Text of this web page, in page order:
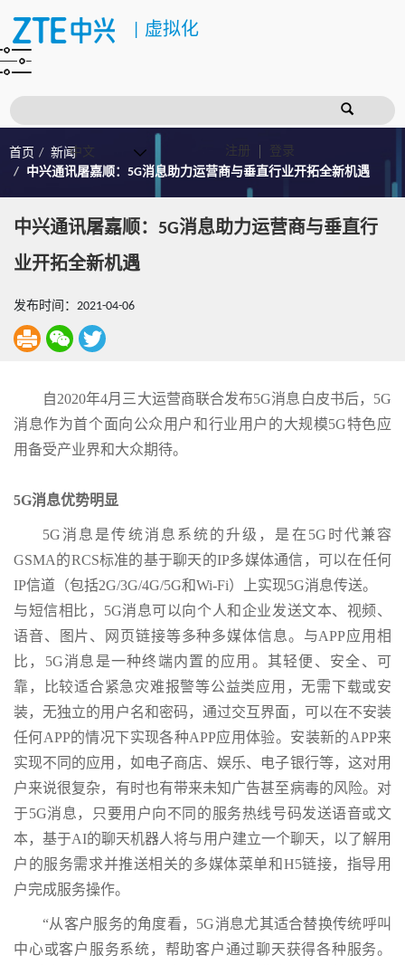
虚拟化
注册 登录
首页
新闻
中兴通讯屠嘉顺：5G消息助力运营商与垂直行业开拓全新机遇
中兴通讯屠嘉顺：5G消息助力运营商与垂直行
业开拓全新机遇
发布时间：2021-04-06
自2020年4月三大运营商联合发布5G消息白皮书后，5G
消息作为首个面向公众用户和行业用户的大规模5G特色应
用备受产业界和大众期待。
5G消息优势明显
5G消息是传统消息系统的升级，是在5G时代兼容
GSMA的RCS标准的基于聊天的IP多媒体通信，可以在任何
IP信道（包括2G/3G/4G/5G和Wi-Fi）上实现5G消息传送。
与短信相比，5G消息可以向个人和企业发送文本、视频、
语音、图片、网页链接等多种多媒体信息。与APP应用相
比，5G消息是一种终端内置的应用。其轻便、安全、可
靠，比较适合紧急灾难报警等公益类应用，无需下载或安
装，无独立的用户名和密码，通过交互界面，可以在不安装
任何APP的情况下实现各种APP应用体验。安装新的APP来
实现不同的应用，如电子商店、娱乐、电子银行等，这对用
户来说很复杂，有时也有带来未知广告甚至病毒的风险。对
于5G消息，只要用户向不同的服务热线号码发送语音或文
本，基于AI的聊天机器人将与用户建立一个聊天，以了解用
户的服务需求并推送相关的多媒体菜单和H5链接，指导用
户完成服务操作。
“从客户服务的角度看，5G消息尤其适合替换传统呼叫
中心或客户服务系统，帮助客户通过聊天获得各种服务。